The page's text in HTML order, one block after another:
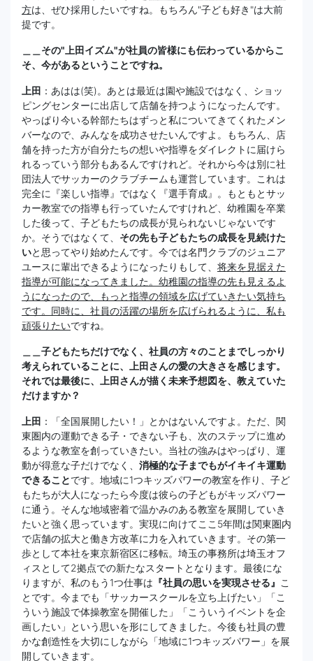
方は、ぜひ採用したいですね。もちろん"子ども好き"は大前
提です。
＿＿その"上田イズム"が社員の皆様にも伝わっているからこ
そ、今があるということですね。
上田 ：あはは(笑)。あとは最近は園や施設ではなく、ショッ
ピングセンターに出店して店舗を持つようになったんです。
やっぱり今いる幹部たちはずっと私についてきてくれたメン
バーなので、みんなを成功させたいんですよ。もちろん、店
舗を持った方が自分たちの想いや指導をダイレクトに届けら
れるっていう部分もあるんですけれど。それから今は別に社
団法人でサッカーのクラブチームも運営しています。これは
完全に『楽しい指導』ではなく『選手育成』。もともとサッ
カー教室での指導も行っていたんですけれど、幼稚園を卒業
した後って、子どもたちの成長が見られないじゃないです
か。そうではなくて、 その先も子どもたちの成長を見続けた
いと思ってやり始めたんです。今では名門クラブのジュニア
ユースに輩出できるようになったりもして、 将来を見据えた
指導が可能になってきました。幼稚園の指導の先も見えるよ
うになったので、もっと指導の領域を広げていきたい気持ち
です。同時に、社員の活躍の場所を広げられるように、私も
頑張りたいですね。
＿＿子どもたちだけでなく、社員の方々のことまでしっかり
考えられていることに、上田さんの愛の大きさを感じます。
それでは最後に、上田さんが描く未来予想図を、教えていた
だけますか？
上田 ：「全国展開したい！」とかはないんですよ。ただ、関
東圏内の運動できる子・できない子も、次のステップに進め
るような教室を創っていきたい。当社の強みはやっぱり、運
動が得意な子だけでなく、 消極的な子までもがイキイキ運動
できることです。地域に1つキッズパワーの教室を作り、子ど
もたちが大人になったら今度は彼らの子どもがキッズパワー
に通う。そんな地域密着で温かみのある教室を展開していき
たいと強く思っています。実現に向けてここ5年間は関東圏内
で店舗の拡大と働き方改革に力を入れていきます。その第一
歩として本社を東京新宿区に移転。埼玉の事務所は埼玉オフ
ィスとして2拠点での新たなスタートとなります。最後にな
りますが、私のもう1つ仕事は 『社員の思いを実現させる』 こ
とです。今までも「サッカースクールを立ち上げたい」「こ
ういう施設で体操教室を開催した」「こういうイベントを企
画したい」という思いを形にしてきました。今後も社員の豊
かな創造性を大切にしながら「地域に1つキッズパワー」を展
開していきます。